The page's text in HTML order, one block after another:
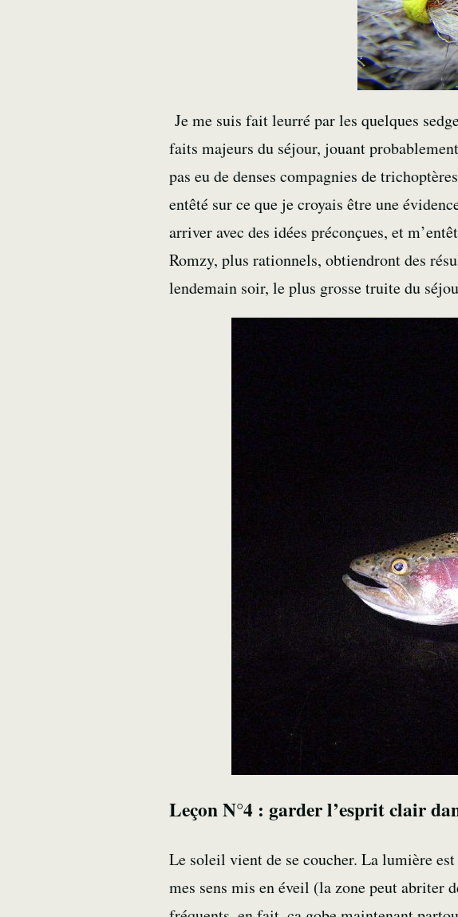
Je me suis fait leurré par les quelques
faits majeurs du séjour, jouant
pas eu de denses compagnies de
entêté sur ce que je croyais être une
arriver avec des idées préconçues, et
Romzy, plus rationnels, obtiendront des
lendemain soir, le plus grosse truite du
Leçon N°4 : garder l’esprit clair
Le soleil vient de se coucher. La lumière
mes sens mis en éveil (la zone peut abriter